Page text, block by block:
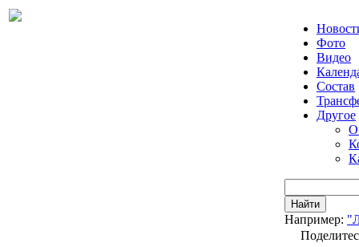
Фото
Видео
Состав
Другое
О
Найти
Например: